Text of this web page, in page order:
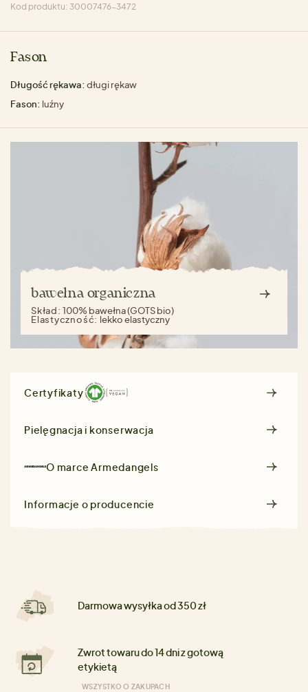
Kod produktu: 30007476-3472
Fason
Długość rękawa: długi rękaw
Fason: luźny
bawełna organiczna
Skład:100% bawełna (GOTS bio)
Elastyczność: lekko elastyczny
Certyfikaty
Pielęgnacja i konserwacja
O marceArmedangels
Informacje o producencie
Darmowa wysyłka od 350 zł
Zwrot towaru do 14 dni z gotową
etykietą
WSZYSTKO O ZAKUPACH